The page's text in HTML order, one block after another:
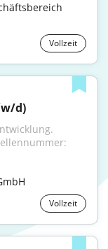
Vollzeit
d)
Vollzeit